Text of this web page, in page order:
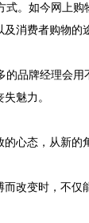
式。如今网上
消费者购物的
的品牌经理会
魅力。
心态，从新的
改变时，不仅